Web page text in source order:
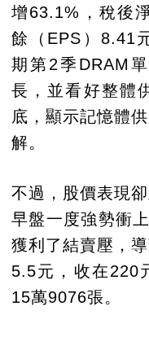
增63.1%，稅後
餘（EPS）8.41
期第2季DRAM
長，並看好整體
底，顯示記憶體
解。
不過，股價表現
早盤一度強勢衝
獲利了結賣壓，
5.5元，收在220
15萬9076張。